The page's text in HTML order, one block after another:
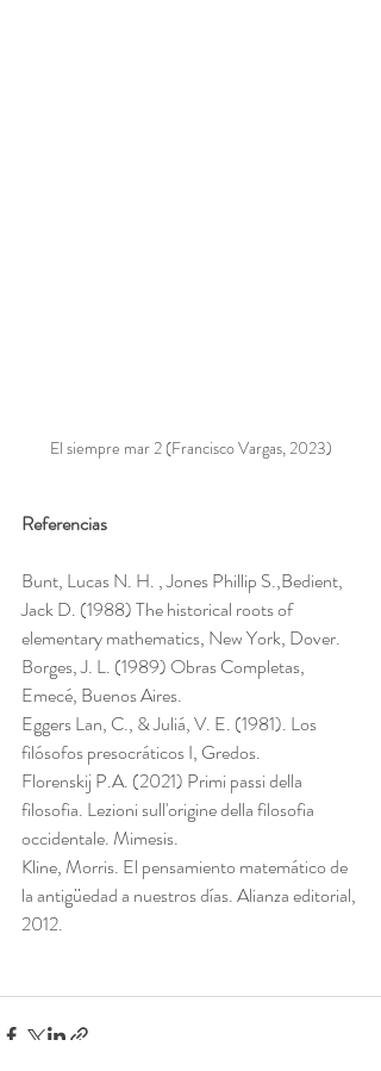
El siempre mar 2 (Francisco Vargas, 2023)
Referencias
Bunt, Lucas N. H. , Jones Phillip S.,Bedient,
Jack D. (1988) The historical roots of
elementary mathematics, New York, Dover.
Borges, J. L. (1989) Obras Completas,
Emecé, Buenos Aires.
Eggers Lan, C., & Juliá, V. E. (1981). Los
filósofos presocráticos I, Gredos.
Florenskij P.A. (2021) Primi passi della
filosofia. Lezioni sull'origine della filosofia
occidentale. Mimesis.
Kline, Morris. El pensamiento matemático de
la antigüedad a nuestros días. Alianza editorial,
2012.